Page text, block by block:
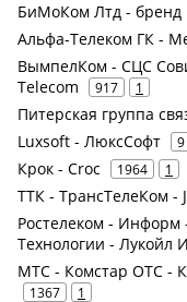
БиМоКом Лтд - бренд
Альфа-Телеком ГК -
ВымпелКом - СЦС
Telecom
917 1
Питерская группа
Luxsoft - ЛюксСофт 9
Крок - Croc 1964 1
ТТК - ТрансТелеКом -
Ростелеком -
Технологии - Лукойл
МТС - Комстар ОТС -
1367 1